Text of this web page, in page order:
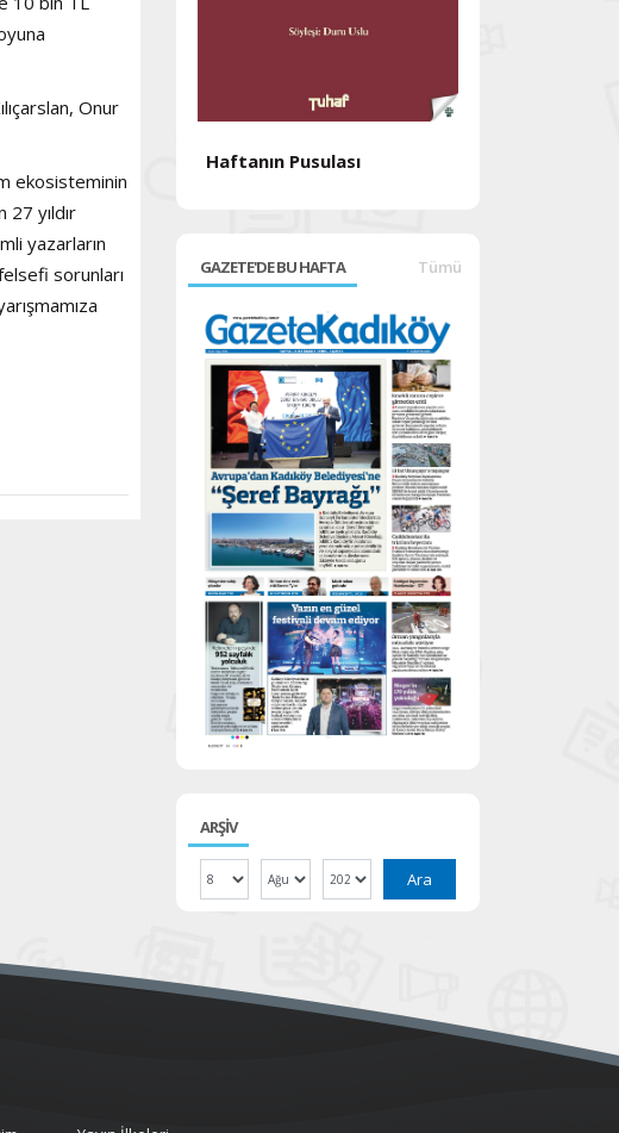
Onur
ekosisteminin
yıldır
yazarların
sorunları
Haftanın Pusulası
GAZETE'DE BU HAFTA Tümü
ARŞİV
Ara